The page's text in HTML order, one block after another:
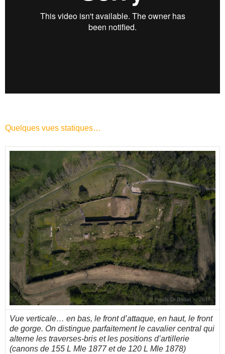
Quelques vues statiques…
Vue verticale… en bas, le front d’attaque, en haut, le front
de gorge. On distingue parfaitement le cavalier central qui
alterne les traverses-bris et les positions d’artillerie
(canons de 155 L Mle 1877 et de 120 L Mle 1878)